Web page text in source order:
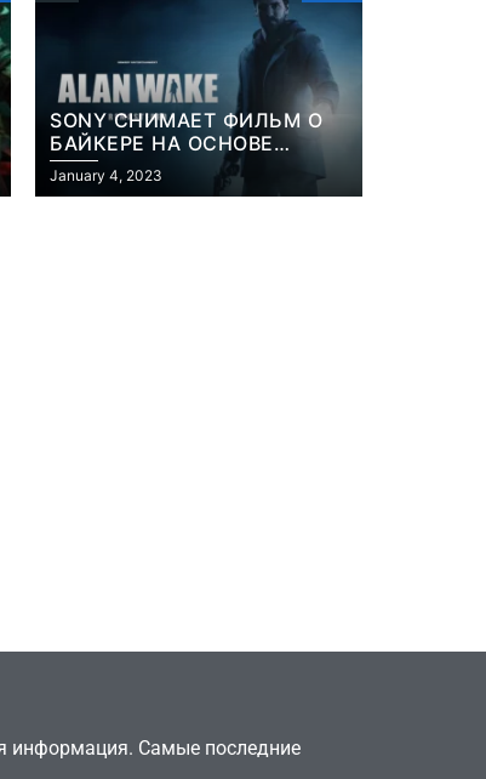
SONY СНИМАЕТ ФИЛЬМ О
БАЙКЕРЕ НА ОСНОВЕ
ИЗВЕСТНОЙ ВИДЕОИГРЫ
January 4, 2023
информация. Самые последние